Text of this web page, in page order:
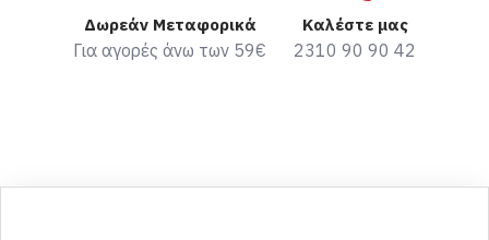
Δωρεάν Μεταφορικά
Για αγορές άνω των 59€
Καλέστε μας
2310 90 90 42